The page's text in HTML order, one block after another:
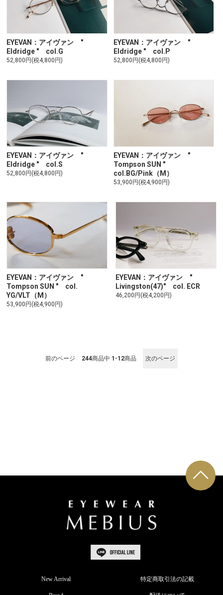
EYEVAN：アイヴァン "
Eldridge " col.G
52,800円(税4,800円)
EYEVAN：アイヴァン "
Eldridge " col.P
52,800円(税4,800円)
EYEVAN：アイヴァン "
Eldridge " col.S
52,800円(税4,800円)
EYEVAN：アイヴァン "
Tompson SUN "
col.BG/Pink（M）
53,900円(税4,900円)
EYEVAN：アイヴァン "
Tompson SUN " col.
YG/VLT（M）
53,900円(税4,900円)
EYEVAN：アイヴァン "
Livingston(47)" col. ECR
46,200円(税4,200円)
前のページ 244商品中 1-12商品 次のページ
New Arrival 特定商取引法の記載